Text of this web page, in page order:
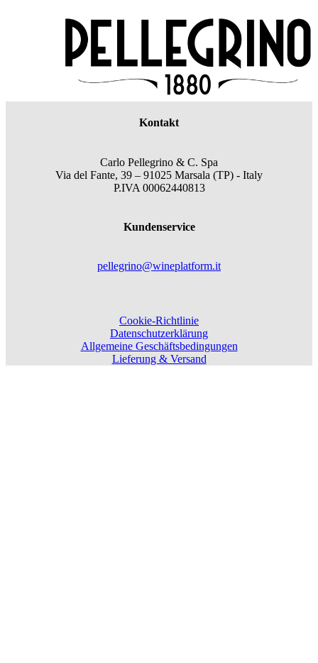
Kontakt
Carlo Pellegrino & C. Spa
Via del Fante, 39 – 91025 Marsala (TP) - Italy
P.IVA 00062440813
Kundenservice
pellegrino@wineplatform.it
Cookie-Richtlinie
Datenschutzerklärung
Allgemeine Geschäftsbedingungen
Lieferung & Versand